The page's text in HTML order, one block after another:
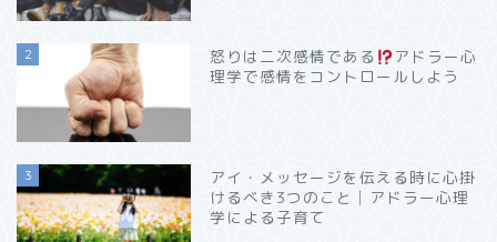
2 怒りは二次感情である
アドラー心
理学で感情をコントロールしよう
3
アイ・メッセージを伝える時に心掛
けるべき3つのこと│アドラー心理
学による子育て